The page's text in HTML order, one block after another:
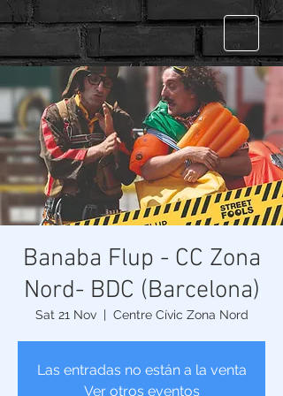
Banaba Flup - CC Zona
Nord- BDC (Barcelona)
Sat 21 Nov
  |
Centre Cívic Zona Nord
Las entradas no están a la venta
Ver otros eventos